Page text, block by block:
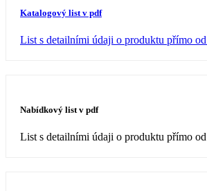
Katalogový list v pdf
List s detailními údaji o produktu přímo
Nabídkový list v pdf
List s detailními údaji o produktu přímo